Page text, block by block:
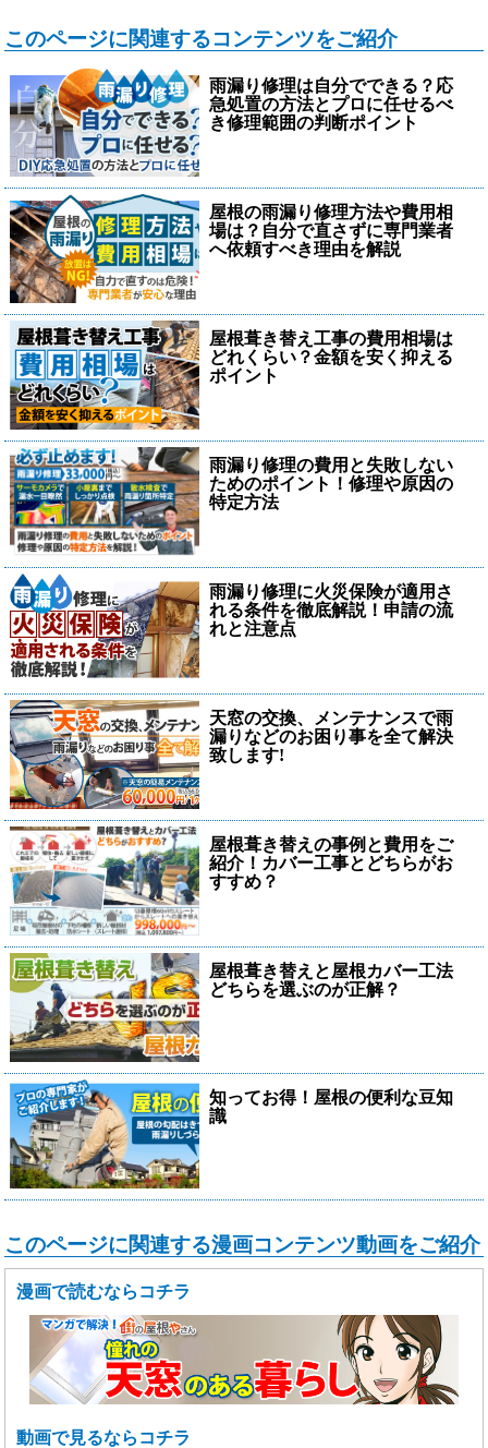
このページに関連するコンテンツをご紹介
雨漏り修理は自分でできる？応
急処置の方法とプロに任せるべ
き修理範囲の判断ポイント
屋根の雨漏り修理方法や費用相
場は？自分で直さずに専門業者
へ依頼すべき理由を解説
屋根葺き替え工事の費用相場は
どれくらい？金額を安く抑える
ポイント
雨漏り修理の費用と失敗しない
ためのポイント！修理や原因の
特定方法
雨漏り修理に火災保険が適用さ
れる条件を徹底解説！申請の流
れと注意点
天窓の交換、メンテナンスで雨
漏りなどのお困り事を全て解決
致します!
屋根葺き替えの事例と費用をご
紹介！カバー工事とどちらがお
すすめ？
屋根葺き替えと屋根カバー工法
どちらを選ぶのが正解？
知ってお得！屋根の便利な豆知
識
このページに関連する漫画コンテンツ動画をご紹介
漫画で読むならコチラ
動画で見るならコチラ